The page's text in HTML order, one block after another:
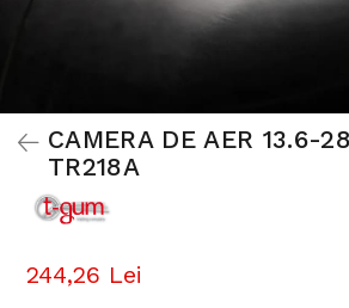
CAMERA DE AER 13.6-
TR218A
244,26 Lei